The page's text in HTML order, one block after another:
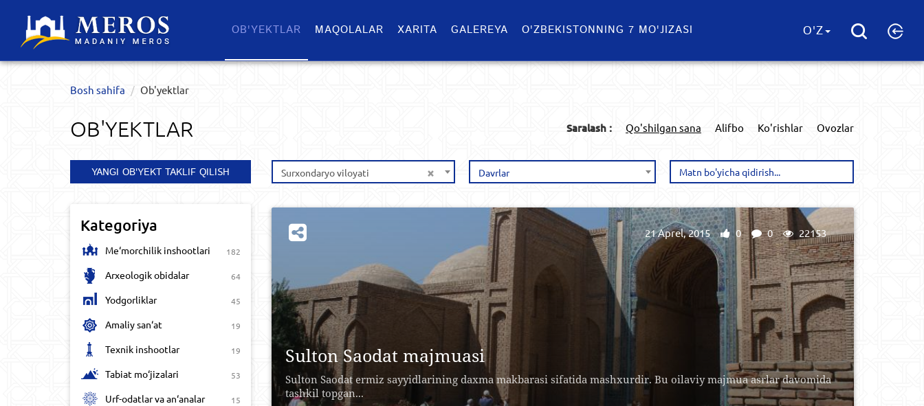
OB'YEKTLAR​ MAQOLALAR XARITA GALEREYA O'ZBEKISTONNING 7 MO'JIZASI O'Z
Bosh sahifa Ob'yektlar​
OB'YEKTLAR​ Saralash : Qo'shilgan sana Alifbo Ko'rishlar Ovozlar
YANGI OB'YEKT TAKLIF QILISH
Kategoriya
Me‘morchilik inshootlari 182
Arxeologik obidalar 64
Yodgorliklar 45
Amaliy san‘at 19
Texnik inshootlar 19
Tabiat mo‘jizalari 53
Urf-odatlar va an‘analar 15
×
Surxondaryo viloyati Davrlar
Sulton Saodat majmuasi
Sulton Saodat еrmiz sayyidlarining daxma makbarasi sifatida mashxurdir. Bu oilaviy majmua asrlar davomida
tashkil topgan...
21 Aprel, 2015 0 0 22153